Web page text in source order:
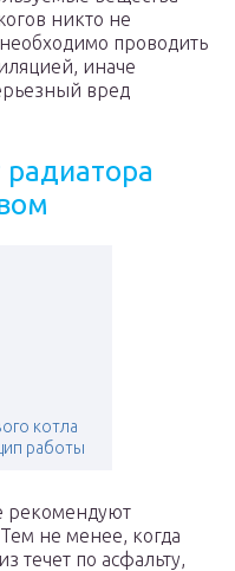
никто не
проводить
иначе
вред
котла
работы
рекомендуют
не менее, когда
течет по асфальту,